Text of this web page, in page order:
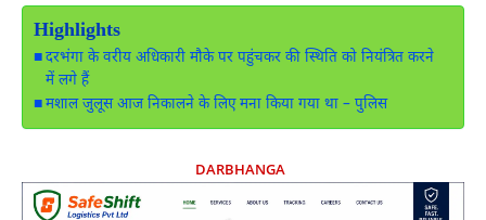
Highlights
दरभंगा के वरीय अधिकारी मौके पर पहुंचकर की स्थिति को नियंत्रित करने
में लगे हैं
मशाल जुलूस आज निकालने के लिए मना किया गया था – पुलिस
DARBHANGA